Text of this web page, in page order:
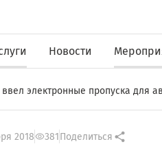
Новости
электронные пропуска для
2018 381Поделиться